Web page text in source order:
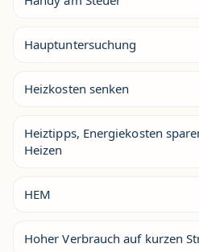
Hauptuntersuchung
Heizkosten senken
Heiztipps, Energiekosten
Heizen
HEM
Hoher Verbrauch auf kurzen